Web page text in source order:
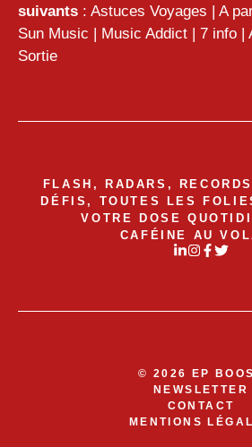
suivants : Astuces Voyages | A
Sun Music | Music Addict | 7 info |
Sortie
FLASH, RADARS,
DÉFIS, TOUTES LES
VOTRE DOSE
CAFÉINE AU
© 2026 EP
NEWSLETTER
CONTACT
MENTIONS